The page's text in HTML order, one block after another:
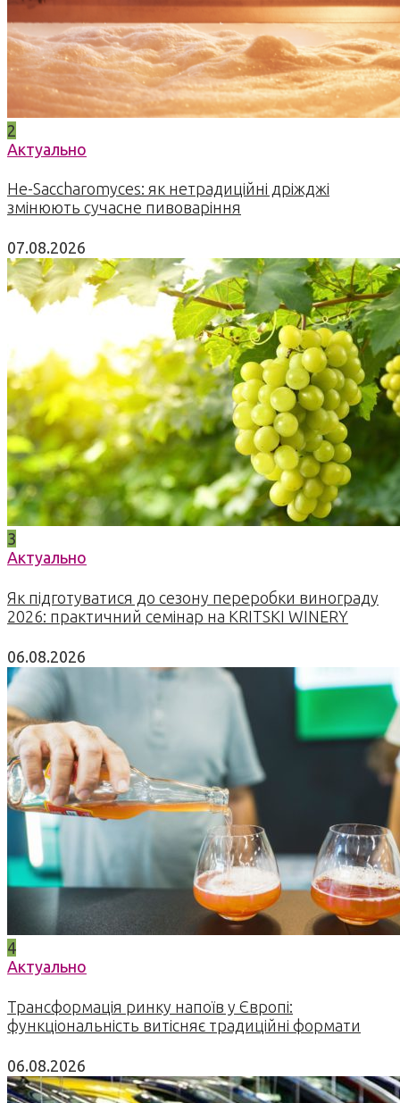
2
Актуально
Не-Saccharomyces: як нетрадиційні дріжджі
змінюють сучасне пивоваріння
07.08.2026
3
Актуально
Як підготуватися до сезону переробки винограду
2026: практичний семінар на KRITSKI WINERY
06.08.2026
4
Актуально
Трансформація ринку напоїв у Європі:
функціональність витісняє традиційні формати
06.08.2026